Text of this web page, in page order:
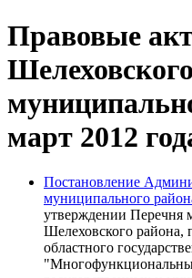
Правовые
Шелеховского
март 2012
Постановление
муниципального
утверждении Перечня
Шелеховского района,
областного